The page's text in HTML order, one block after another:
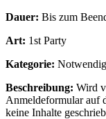
Dauer: Bis zum
Art: 1st Party
Kategorie: Notwendig
Beschreibung: Wird
Anmeldeformular auf
keine Inhalte